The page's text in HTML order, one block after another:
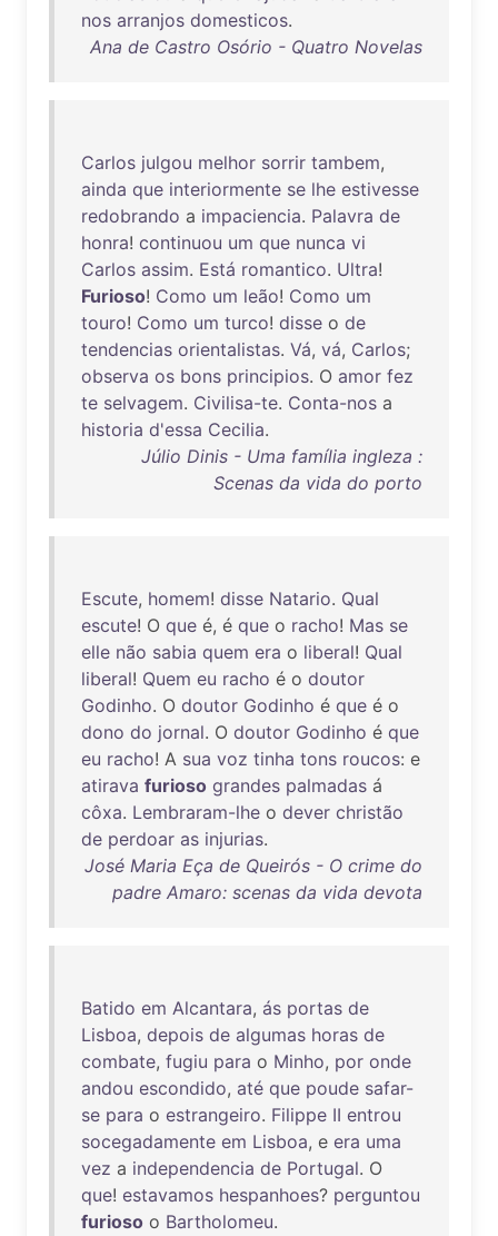
nos arranjos domesticos.
Ana de Castro Osório - Quatro Novelas
Carlos julgou melhor sorrir tambem,
ainda que interiormente se lhe estivesse
redobrando a impaciencia. Palavra de
honra! continuou um que nunca vi
Carlos assim. Está romantico. Ultra!
Furioso! Como um leão! Como um
touro! Como um turco! disse o de
tendencias orientalistas. Vá, vá, Carlos;
observa os bons principios. O amor fez
te selvagem. Civilisa-te. Conta-nos a
historia d'essa Cecilia.
Júlio Dinis - Uma família ingleza :
Scenas da vida do porto
Escute, homem! disse Natario. Qual
escute! O que é, é que o racho! Mas se
elle não sabia quem era o liberal! Qual
liberal! Quem eu racho é o doutor
Godinho. O doutor Godinho é que é o
dono do jornal. O doutor Godinho é que
eu racho! A sua voz tinha tons roucos: e
atirava furioso grandes palmadas á
côxa. Lembraram-lhe o dever christão
de perdoar as injurias.
José Maria Eça de Queirós - O crime do
padre Amaro: scenas da vida devota
Batido em Alcantara, ás portas de
Lisboa, depois de algumas horas de
combate, fugiu para o Minho, por onde
andou escondido, até que poude safar-
se para o estrangeiro. Filippe II entrou
socegadamente em Lisboa, e era uma
vez a independencia de Portugal. O
que! estavamos hespanhoes? perguntou
furioso o Bartholomeu.